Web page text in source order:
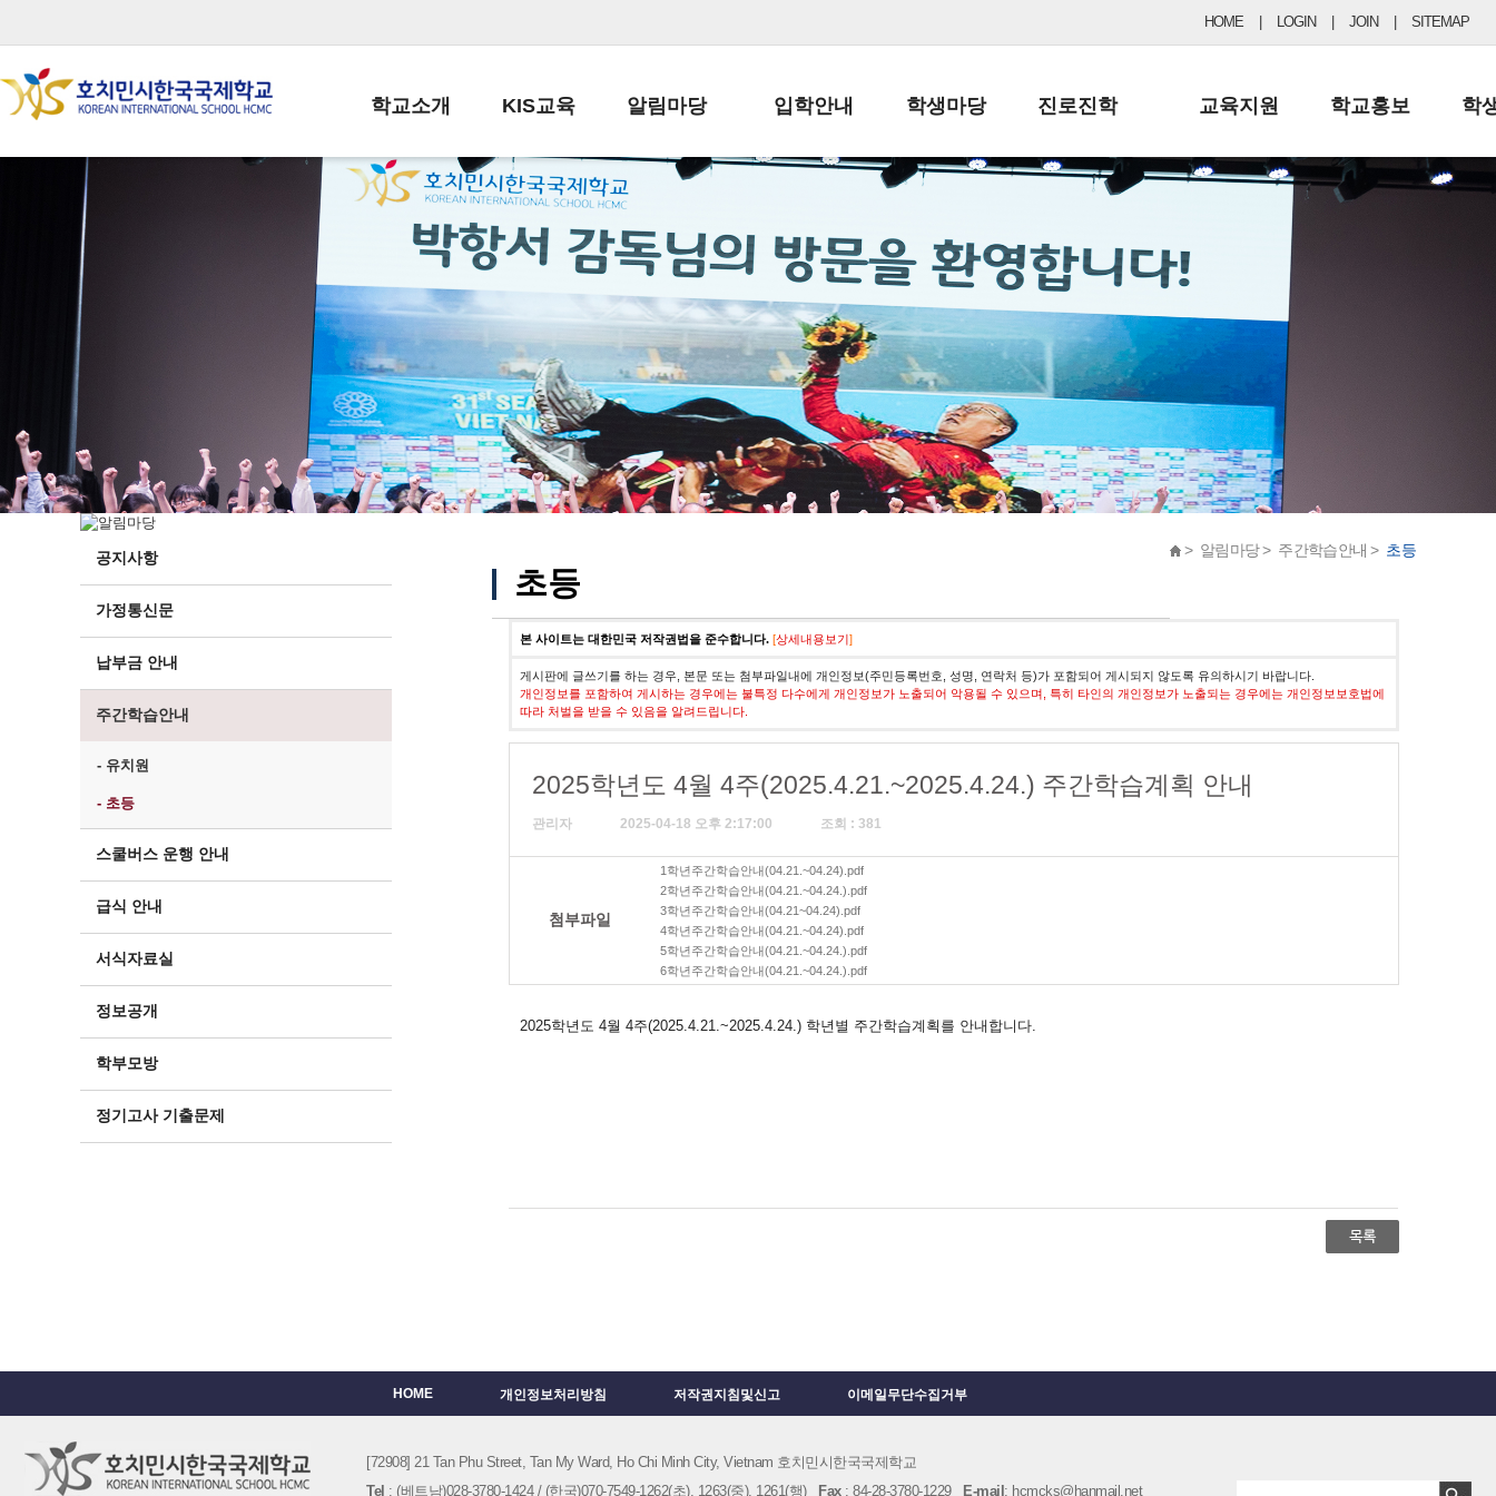
HOME LOGIN JOIN SITEMAP
학교소개
학교장인사말
학교상징
학교연혁
교직원현황
학생현황
위치/전화
전경사진
KIS교육
교육목표
학사일정
일과시간표
성과평가자료
알림마당
공지사항
납부금 안내
스쿨버스 운행 안내
급식안내
서식자료실
학부모방
정기고사 기출문제
입학안내
전-편입 서류양식
입학금/수업료
교복구입안내
학생마당
학생생활규정
학교신문
자율진로동아리
유초등 소식지
진로진학
공지사항 및 입시자료
드림레터
교육지원
행정실
학교운영위원회
학교건축기금
학교홍보
보도자료
학
공지사항
가정통신문
납부금 안내
주간학습안내
- 유치원
- 초등
스쿨버스 운행 안내
급식 안내
서식자료실
정보공개
학부모방
정기고사 기출문제
> 알림마당 > 주간학습안내 > 초등
초등
본 사이트는 대한민국 저작권법을 준수합니다. [상세내용보기]
게시판에 글쓰기를 하는 경우, 본문 또는 첨부파일내에 개인정보(주민등록번호, 성명, 연락처 등)가 포함되어 게시되지 않도록 유의하시기 바랍니다.
개인정보를 포함하여 게시하는 경우에는 불특정 다수에게 개인정보가 노출되어 악용될 수 있으며, 특히 타인의 개인정보가 노출되는 경우에는 개인정보보호법에
따라 처벌을 받을 수 있음을 알려드립니다.
2025학년도 4월 4주(2025.4.21.~2025.4.24.) 주간학습계획 안내
관리자 2025-04-18 오후 2:17:00 조회 : 381
첨부파일
1학년주간학습안내(04.21.~04.24).pdf
2학년주간학습안내(04.21.~04.24.).pdf
3학년주간학습안내(04.21~04.24).pdf
4학년주간학습안내(04.21.~04.24).pdf
5학년주간학습안내(04.21.~04.24.).pdf
6학년주간학습안내(04.21.~04.24.).pdf
2025학년도 4월 4주(2025.4.21.~2025.4.24.) 학년별 주간학습계획를 안내합니다.
HOME 개인정보처리방침 저작권지침및신고 이메일무단수집거부
[72908] 21 Tan Phu Street, Tan My Ward, Ho Chi Minh City, Vietnam 호치민시한국국제학교
Tel : (베트남)028-3780-1424 / (한국)070-7549-1262(초), 1263(중), 1261(행) Fax: 84-28-3780-1229 E-mail : hcmcks@hanmail.net